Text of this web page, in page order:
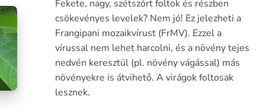
Fekete, nagy, szétszórt foltok és részben
csökevényes levelek? Nem jó! Ez jelezheti a
Frangipani mozaikvírust (FrMV). Ezzel a
vírussal nem lehet harcolni, és a növény tejes
nedvén keresztül (pl. növény vágással) más
növényekre is átvihető. A virágok foltosak
lesznek.